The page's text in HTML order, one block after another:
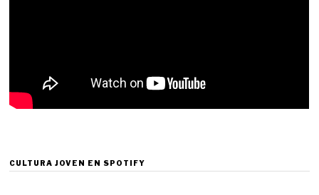
CULTURA JOVEN EN SPOTIFY